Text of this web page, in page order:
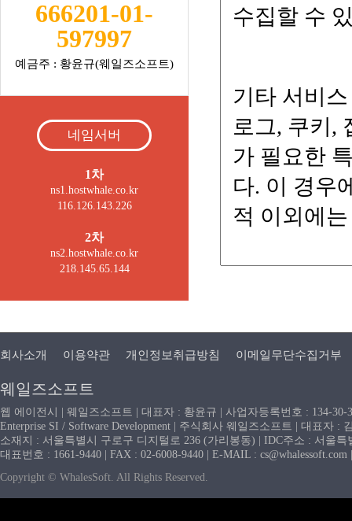
666201-01-
597997
예금주 : 황윤규(웨일즈소프트)
네임서버
1차
ns1.hostwhale.co.kr
116.126.143.226
2차
ns2.hostwhale.co.kr
218.145.65.144
회사소개 이용약관 개인정보취급방침 이메일무단수집거부
웨일즈소프트
웹 에이전시 | 웨일즈소프트 | 대표자 : 황윤규 | 사업자등록번호 : 134-
Enterprise SI / Software Development | 주식회사 웨일즈소프트 | 대표자 :
소재지 : 서울특별시 구로구 디지털로 236 (가리봉동) | IDC주소 : 서울
대표번호 : 1661-9440 | FAX : 02-6008-9440 | E-MAIL :
Copyright © WhalesSoft. All Rights Reserved.